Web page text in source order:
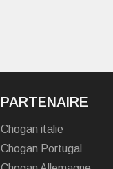
PARTENAIRE
Chogan italie
Chogan Portugal